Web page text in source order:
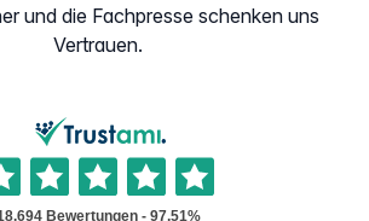
und die Fachpresse schenken uns
Vertrauen.